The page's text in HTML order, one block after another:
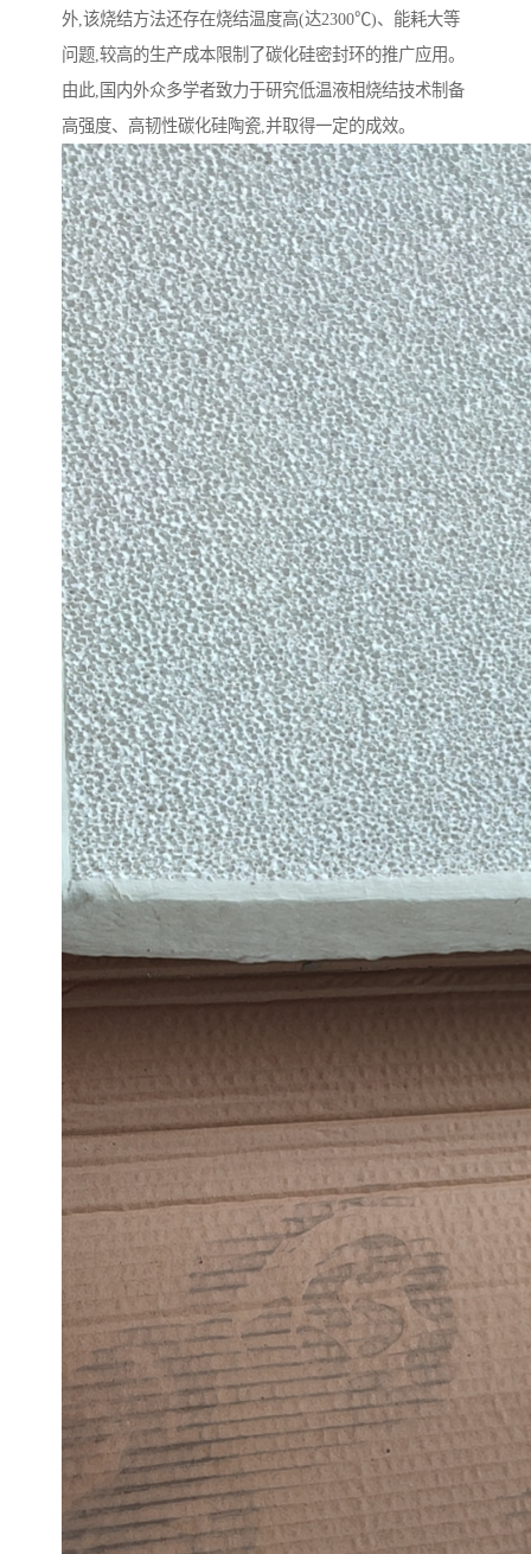
外,该烧结方法还存在烧结温度高(达2300℃)、能耗大等
问题,较高的生产成本限制了碳化硅密封环的推广应用。
由此,国内外众多学者致力于研究低温液相烧结技术制备
高强度、高韧性碳化硅陶瓷,并取得一定的成效。